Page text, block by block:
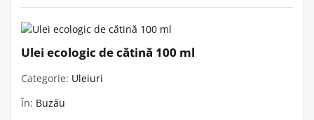
Ulei ecologic de cătină 100 ml
Categorie: Uleiuri
În: Buzău